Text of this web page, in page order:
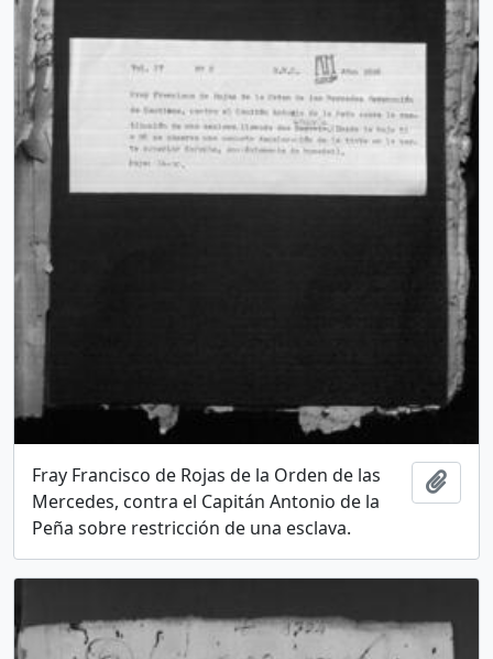
Fray Francisco de Rojas de la Orden de las
Mercedes, contra el Capitán Antonio de la
Peña sobre restricción de una esclava.
Add